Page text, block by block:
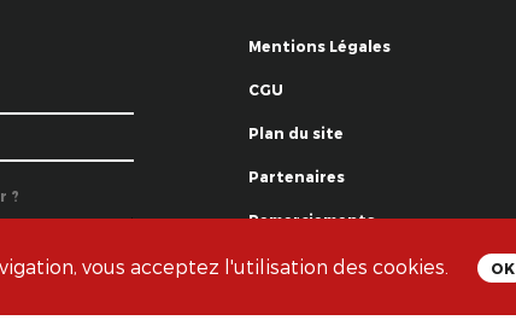
Mentions Légales
CGU
Plan du site
Partenaires
Remerciements
© La Grande Famille des Clowns - 2018
vous acceptez l'utilisation des cookies. OK